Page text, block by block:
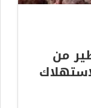
من 4 قناطير من